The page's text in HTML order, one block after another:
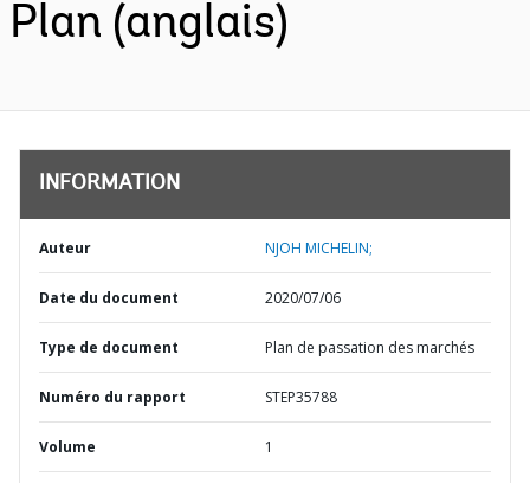
Plan (anglais)
INFORMATION
Auteur NJOH MICHELIN;
Date du document 2020/07/06
Type de document Plan de passation des marchés
Numéro du rapport STEP35788
Volume 1